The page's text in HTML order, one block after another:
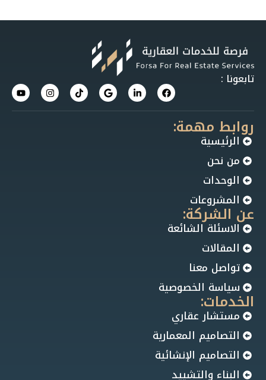
تابعونا :
روابط مهمة:
الرئيسية
من نحن
الوحدات
المشروعات
عن الشركة:
الاسئلة الشائعة
المقالات
تواصل معنا
سياسة الخصوصية
الخدمات:
مستشار عقاري
التصاميم المعمارية
التصاميم الإنشائية
البناء والتشييد